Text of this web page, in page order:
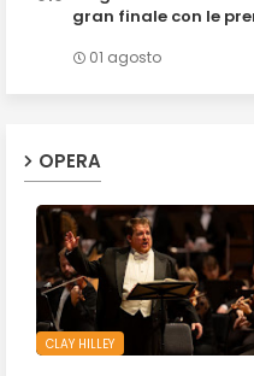
gran finale con le
01 agosto
OPERA
CLAY HILLEY